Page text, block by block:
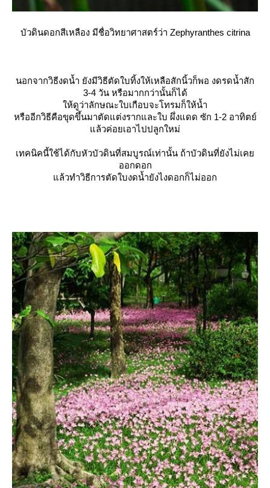
บัวดินดอกสีเหลือง มีชื่อวิทยาศาสตร์ว่า Zephyranthes citrina
นอกจากวิธีงดน้ำ ยังมีวิธีตัดใบทิ้งให้เหลือสักนิ้วก็พอ งดรดน้ำสัก
3-4 วัน หรือมากกว่านั้นก็ได้
ห้ดูว่าลักษณะใบเกือบจะโทรมก็ให้น้ำ
หรืออีกวิธีคือขุดขึ้นมาตัดแต่งรากและใบ ผึ่งแดด ซัก 1-2 อาทิตย์
ล้วค่อยเอาไปปลูกใหม่
เทคนิคนี้ใช้ได้กับหัวบัวดินที่สมบูรณ์เท่านั้น ถ้าบัวดินที่ยังไม่เค
ออกดอก
ล้วทำวิธีการตัดใบงดน้ำยังไงดอกก็ไม่ออก